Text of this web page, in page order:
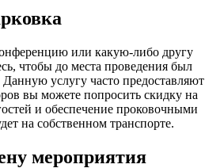
или какую-либо другу
чтобы до места проведения был
Данную услугу часто предоставляют
вы можете попросить скидку на
и обеспечение проковочными
на собственном транспорте.
мероприятия